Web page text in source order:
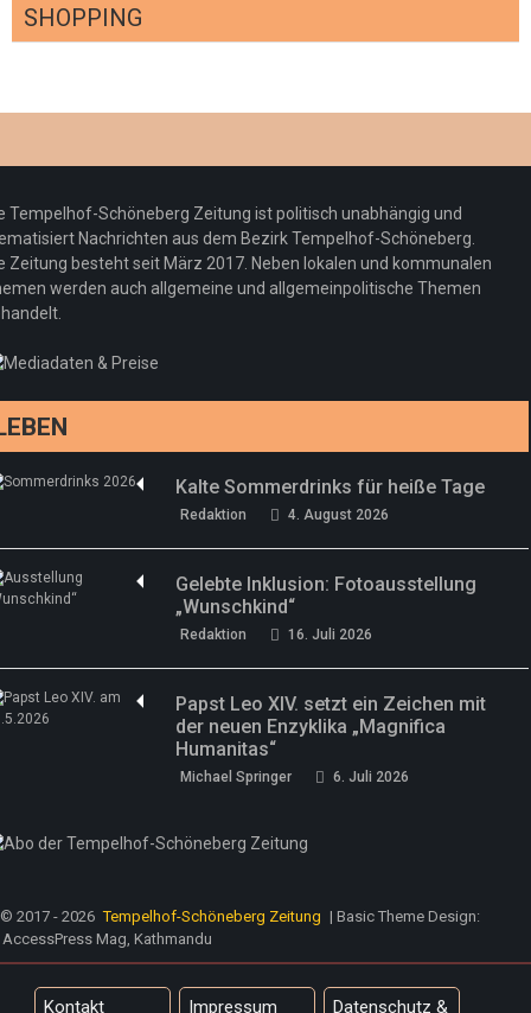
SHOPPING
Redaktion 23. Juli 2026
Pepe Jeans London mit Summer Sale und
neuer Kollektion
Redaktion 19. Juli 2026
Woher kommt der Honig? – Neue EU-
Regeln gelten 14. Juni
drei neue Specials zur Fußball-WM
Tempelhof-Schöneberg Zeitung ist politisch unabhängig und
Nachrichten aus dem Bezirk Tempelhof-Schöneberg.
Zeitung besteht seit März 2017. Neben lokalen und kommunalen
werden auch allgemeine und allgemeinpolitische Themen
Kalte Sommerdrinks für heiße Tage
Redaktion 4. August 2026
Gelebte Inklusion: Fotoausstellung
„Wunschkind“
Redaktion 16. Juli 2026
Papst Leo XIV. setzt ein Zeichen mit
der neuen Enzyklika „Magnifica
Humanitas“
Michael Springer 6. Juli 2026
© 2017 - 2026 Tempelhof-Schöneberg Zeitung | Basic Theme Design:
AccessPress Mag, Kathmandu
Kontakt Impressum Datenschutz &